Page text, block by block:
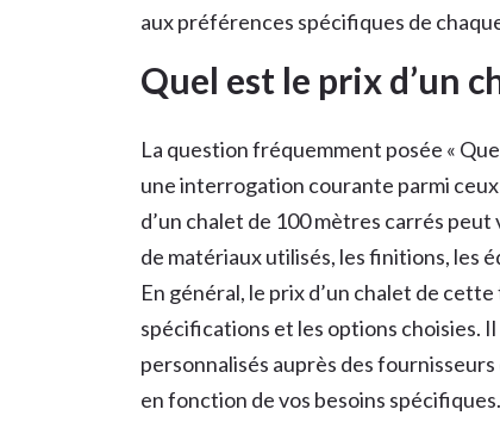
aux préférences spécifiques de
Quel est le prix d’un
La question fréquemment posée «
une interrogation courante parmi
d’un chalet de 100 mètres carrés
de matériaux utilisés, les finitions, les
En général, le prix d’un chalet de
spécifications et les options choisies.
personnalisés auprès des
en fonction de vos besoins spécifiques.